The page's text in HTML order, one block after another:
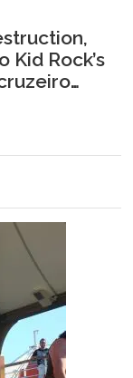
Kid Rock’s